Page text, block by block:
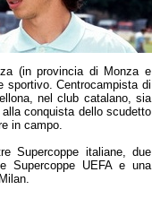
(in provincia di Monza e
sportivo. Centrocampista di
nel club catalano, sia
conquista dello scudetto
in campo.
Supercoppe italiane, due
Supercoppe UEFA e una